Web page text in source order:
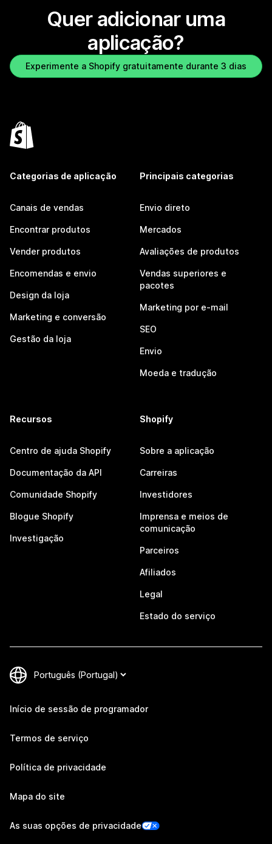
Quer adicionar uma
aplicação?
Experimente a Shopify gratuitamente durante 3 dias
Categorias de aplicação
Canais de vendas
Encontrar produtos
Vender produtos
Encomendas e envio
Design da loja
Marketing e conversão
Gestão da loja
Principais categorias
Envio direto
Mercados
Avaliações de produtos
Vendas superiores e
pacotes
Marketing por e-mail
SEO
Envio
Moeda e tradução
Recursos
Centro de ajuda Shopify
Documentação da API
Comunidade Shopify
Blogue Shopify
Investigação
Shopify
Sobre a aplicação
Carreiras
Investidores
Imprensa e meios de
comunicação
Parceiros
Afiliados
Legal
Estado do serviço
Início de sessão de programador
Termos de serviço
Política de privacidade
Mapa do site
As suas opções de privacidade